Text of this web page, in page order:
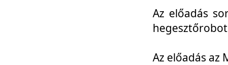
Az előadás
Az előadás az